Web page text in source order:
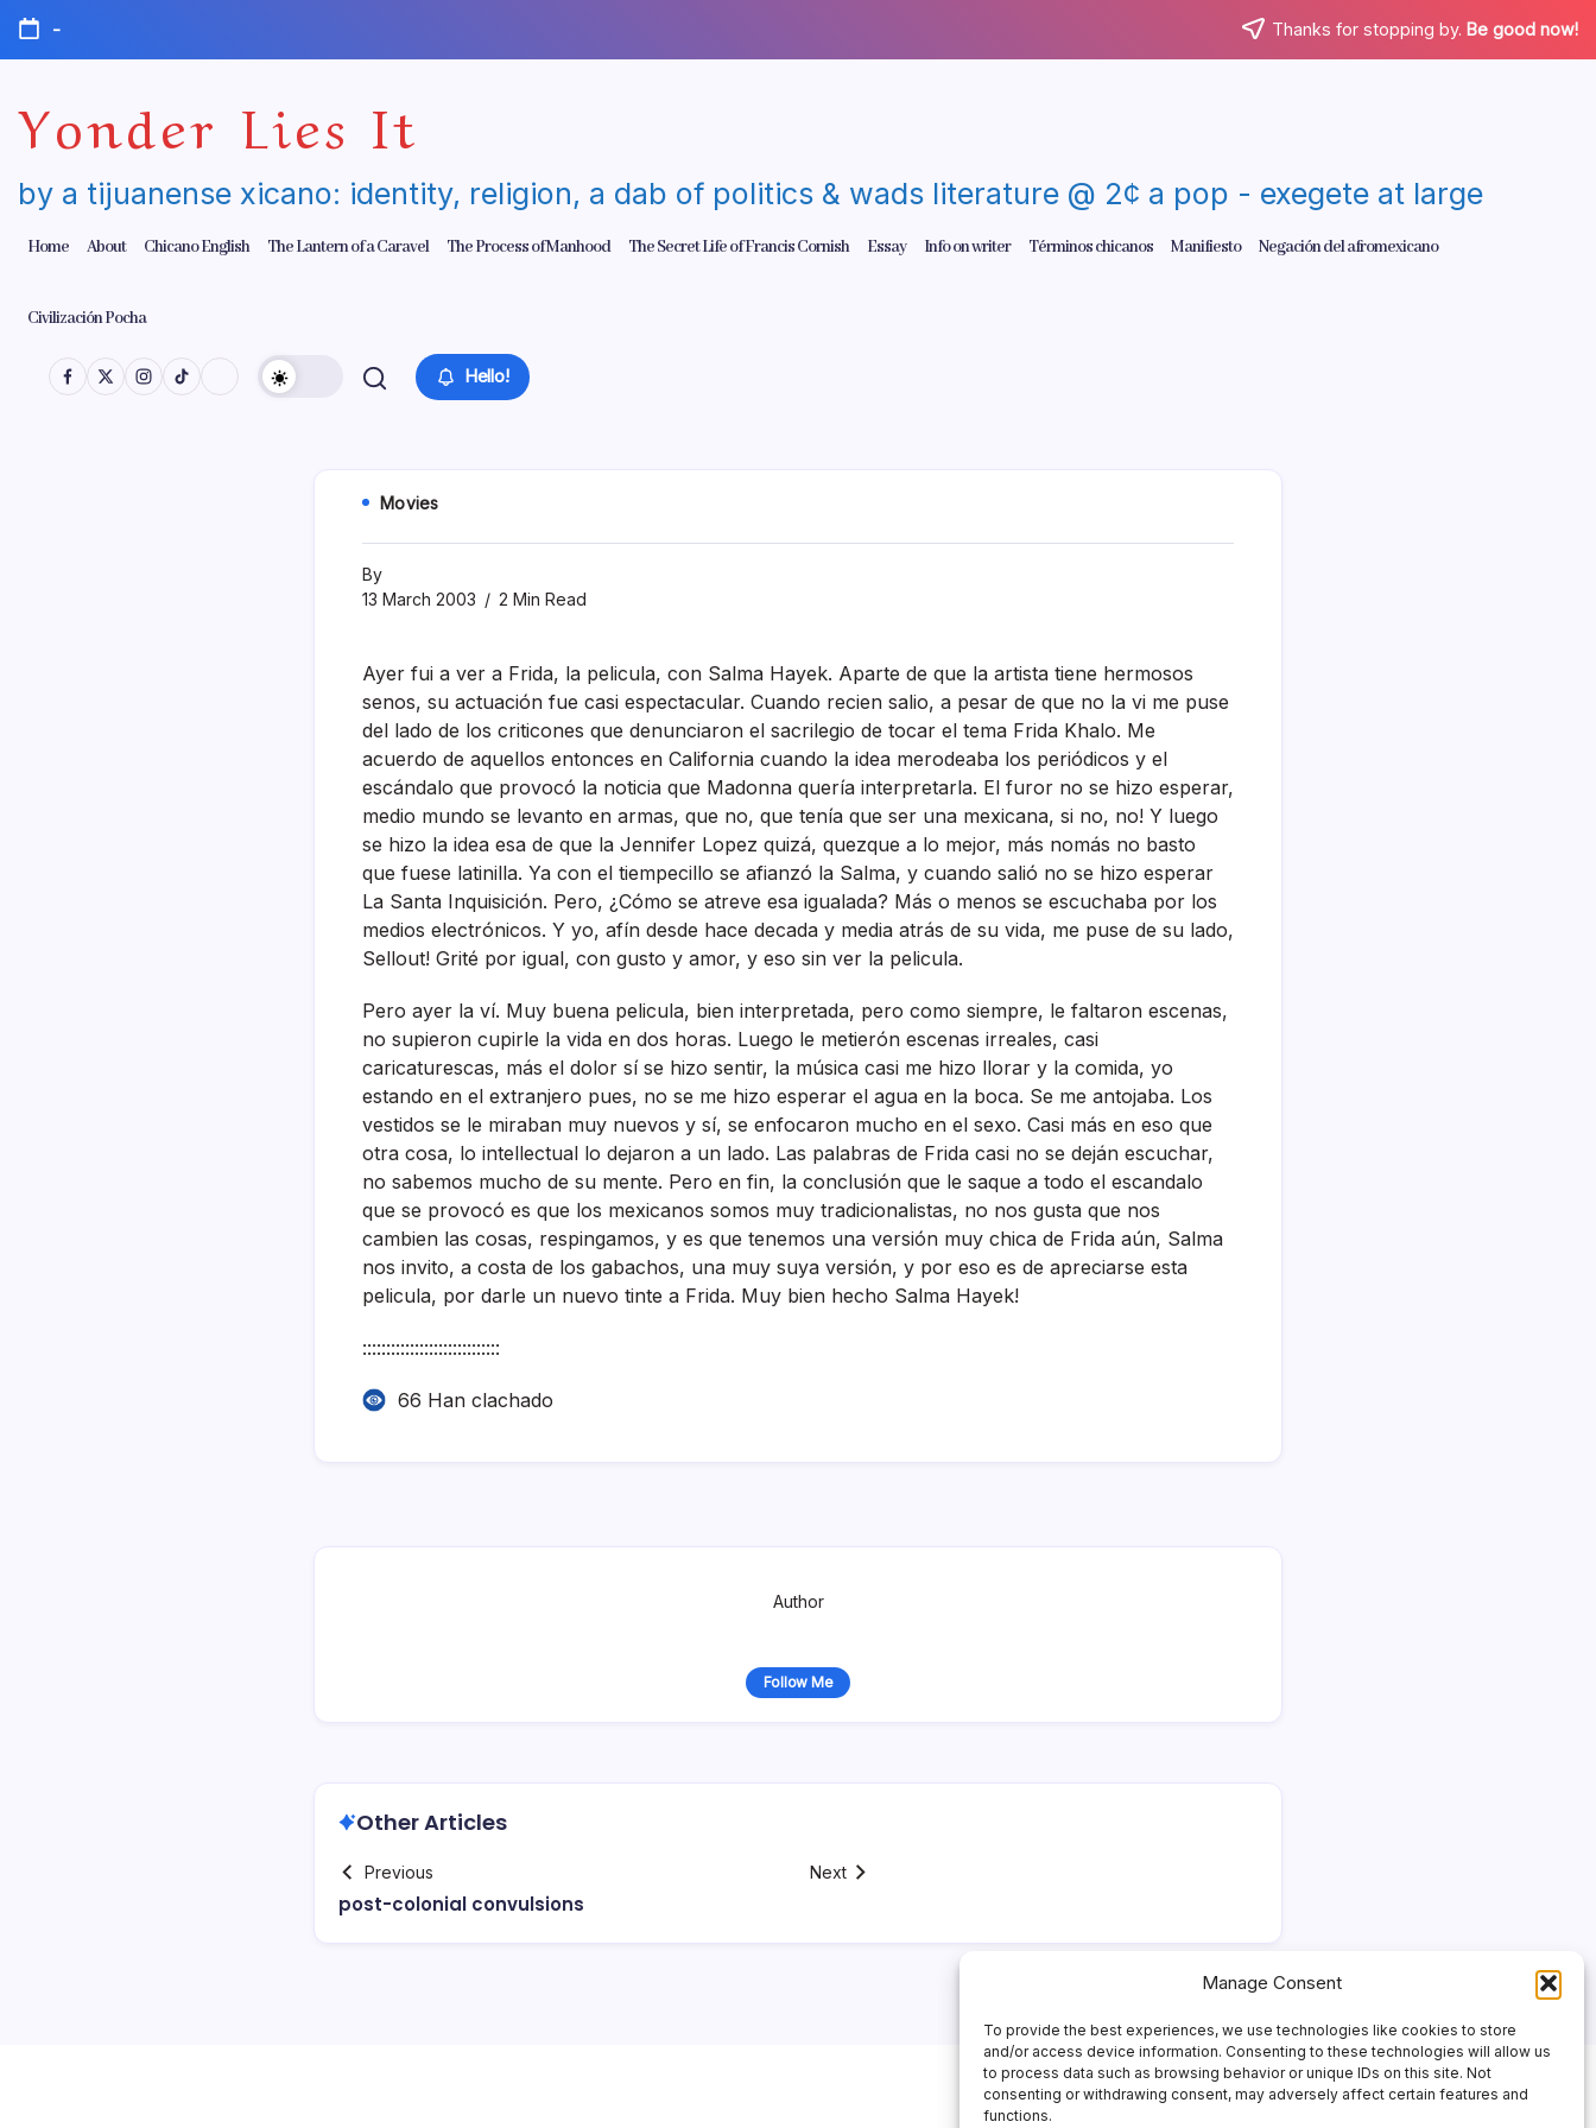
Manage Consent
To provide the best experiences, we use technologies like cookies to store
and/or access device information. Consenting to these technologies will allow us
to process data such as browsing behavior or unique IDs on this site. Not
consenting or withdrawing consent, may adversely affect certain features and
functions.
Skip
content
- Thanks for stopping by. Be good now!
Yonder Lies It
by a tijuanense xicano: identity, religion, a dab of politics & wads literature @ 2¢ a pop - exegete at large
Home About Chicano English The Lantern of a Caravel The Process of Manhood The Secret Life of Francis Cornish Essay Info on writer Términos chicanos Manifiesto Negación del afromexicano
Civilización Pocha
Hello!
Movies
By
13 March 2003
2 Min Read
Ayer fui a ver a Frida, la pelicula, con Salma Hayek. Aparte de que la artista tiene hermosos
senos, su actuación fue casi espectacular. Cuando recien salio, a pesar de que no la vi me puse
del lado de los criticones que denunciaron el sacrilegio de tocar el tema Frida Khalo. Me
acuerdo de aquellos entonces en California cuando la idea merodeaba los periódicos y el
escándalo que provocó la noticia que Madonna querí­a interpretarla. El furor no se hizo esperar,
medio mundo se levanto en armas, que no, que tení­a que ser una mexicana, si no, no! Y luego
se hizo la idea esa de que la Jennifer Lopez quizá, quezque a lo mejor, más nomás no basto
que fuese latinilla. Ya con el tiempecillo se afianzó la Salma, y cuando salió no se hizo esperar
La Santa Inquisición. Pero, ¿Cómo se atreve esa igualada? Más o menos se escuchaba por los
medios electrónicos. Y yo, afí­n desde hace decada y media atrás de su vida, me puse de su lado,
Sellout! Grité por igual, con gusto y amor, y eso sin ver la pelicula.
Pero ayer la ví­. Muy buena pelicula, bien interpretada, pero como siempre, le faltaron escenas,
no supieron cupirle la vida en dos horas. Luego le metierón escenas irreales, casi
caricaturescas, más el dolor sí­ se hizo sentir, la música casi me hizo llorar y la comida, yo
estando en el extranjero pues, no se me hizo esperar el agua en la boca. Se me antojaba. Los
vestidos se le miraban muy nuevos y sí­, se enfocaron mucho en el sexo. Casi más en eso que
otra cosa, lo intellectual lo dejaron a un lado. Las palabras de Frida casi no se deján escuchar,
no sabemos mucho de su mente. Pero en fin, la conclusión que le saque a todo el escandalo
que se provocó es que los mexicanos somos muy tradicionalistas, no nos gusta que nos
cambien las cosas, respingamos, y es que tenemos una versión muy chica de Frida aún, Salma
nos invito, a costa de los gabachos, una muy suya versión, y por eso es de apreciarse esta
pelicula, por darle un nuevo tinte a Frida. Muy bien hecho Salma Hayek!
:::::::::::::::::::::::::::::
66 Han clachado
Author
Follow Me
Other Articles
Previous
post-colonial convulsions
Next